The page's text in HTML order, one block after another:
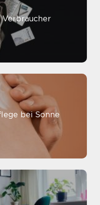
Verbraucher
bei Sonne